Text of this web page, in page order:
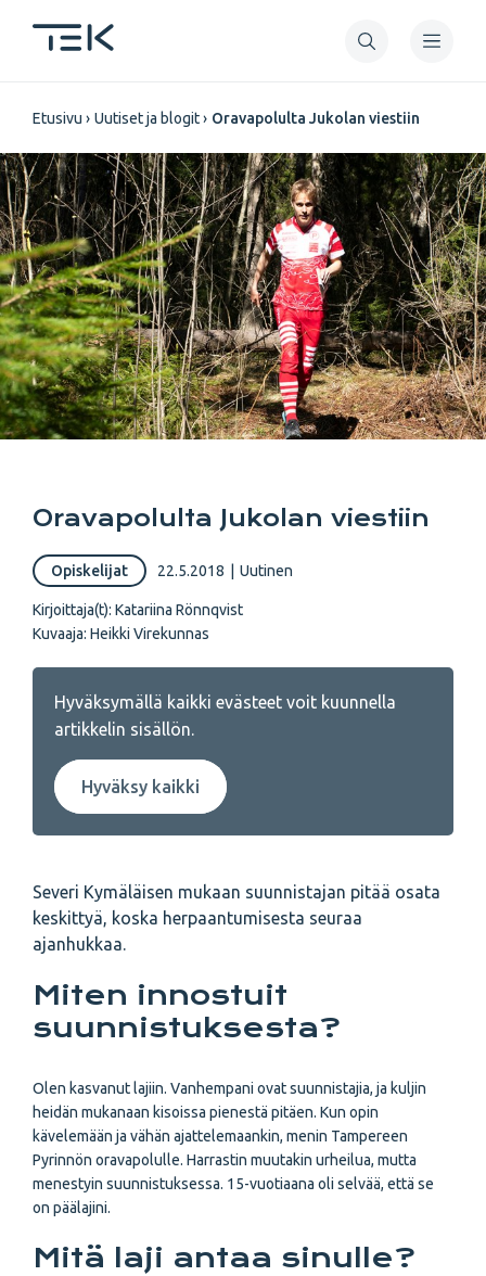
pääsisältöön
Murupolku
Etusivu Uutiset ja blogit Oravapolulta Jukolan viestiin
Oravapolulta Jukolan viestiin
Opiskelijat 22.5.2018 Uutinen
Kirjoittaja(t): Katariina Rönnqvist
Kuvaaja: Heikki Virekunnas
Hyväksymällä kaikki evästeet voit kuunnella
artikkelin sisällön.
Hyväksy kaikki
Severi Kymäläisen mukaan suunnistajan pitää osata
keskittyä, koska herpaantumisesta seuraa
ajanhukkaa.
Miten innostuit
suunnistuksesta?
Olen kasvanut lajiin. Vanhempani ovat suunnistajia, ja kuljin
heidän mukanaan kisoissa pienestä pitäen. Kun opin
kävelemään ja vähän ajattelemaankin, menin Tampereen
Pyrinnön oravapolulle. Harrastin muutakin urheilua, mutta
menestyin suunnistuksessa. 15-vuotiaana oli selvää, että se
on päälajini.
Mitä laji antaa sinulle?